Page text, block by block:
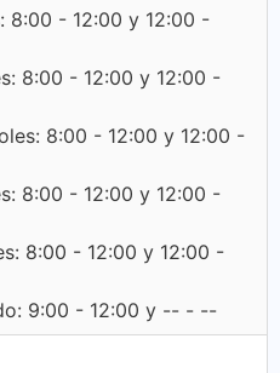
8:00 - 12:00 y 12:00 -
8:00 - 12:00 y 12:00 -
8:00 - 12:00 y 12:00 -
8:00 - 12:00 y 12:00 -
8:00 - 12:00 y 12:00 -
9:00 - 12:00 y -- - --